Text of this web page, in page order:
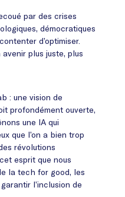
par des crises
démocratiques
d’optimiser.
plus juste, plus
: une vision de
profondément ouverte,
une IA qui
que l’on a bien trop
révolutions
esprit que nous
la tech for good, les
l’inclusion de